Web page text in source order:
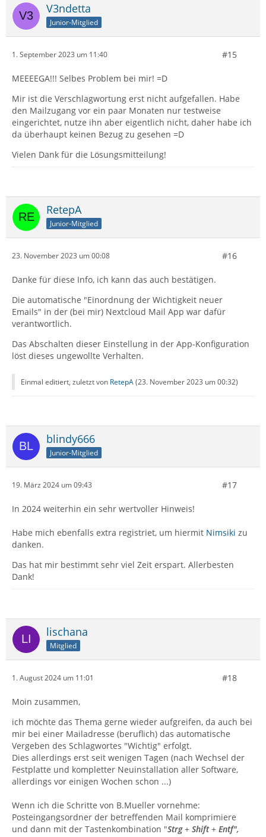
V3ndetta
Junior-Mitglied
1. September 2023 um 11:40 #15
MEEEEGA!!! Selbes Problem bei mir! =D
Mir ist die Verschlagwortung erst nicht aufgefallen. Habe
den Mailzugang vor ein paar Monaten nur testweise
eingerichtet, nutze ihn aber eigentlich nicht, daher habe ich
da überhaupt keinen Bezug zu gesehen =D
Vielen Dank für die Lösungsmitteilung!
RetepA
Junior-Mitglied
23. November 2023 um 00:08 #16
Danke für diese Info, ich kann das auch bestätigen.
Die automatische "Einordnung der Wichtigkeit neuer
Emails" in der (bei mir) Nextcloud Mail App war dafür
verantwortlich.
Das Abschalten dieser Einstellung in der App-Konfiguration
löst dieses ungewollte Verhalten.
Einmal editiert, zuletzt von RetepA(23. November 2023 um 00:32)
blindy666
Junior-Mitglied
19. März 2024 um 09:43 #17
In 2024 weiterhin ein sehr wertvoller Hinweis!
Habe mich ebenfalls extra registriet, um hiermit Nimsiki zu
danken.
Das hat mir bestimmt sehr viel Zeit erspart. Allerbesten
Dank!
lischana
Mitglied
1. August 2024 um 11:01 #18
Moin zusammen,
ich möchte das Thema gerne wieder aufgreifen, da auch bei
mir bei einer Mailadresse (beruflich) das automatische
Vergeben des Schlagwortes "Wichtig" erfolgt.
Dies allerdings erst seit wenigen Tagen (nach Wechsel der
Festplatte und kompletter Neuinstallation aller Software,
allerdings vor einigen Wochen schon ...)
Wenn ich die Schritte von B.Mueller vornehme:
Posteingangsordner der betreffenden Mail komprimiere
und dann mit der Tastenkombination "Strg+ Shift+ Entf",